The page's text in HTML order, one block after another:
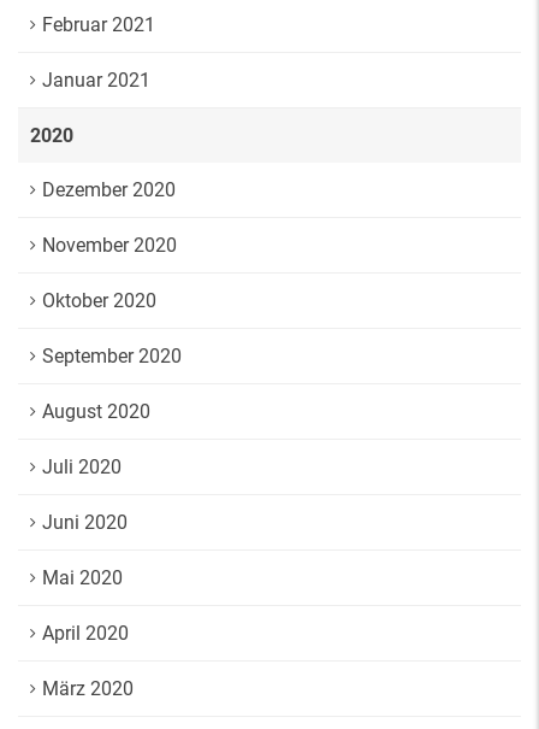
Februar 2021
Januar 2021
2020
Dezember 2020
November 2020
Oktober 2020
September 2020
August 2020
Juli 2020
Juni 2020
Mai 2020
April 2020
März 2020